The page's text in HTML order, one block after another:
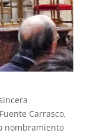
Carrasco,
nombramiento